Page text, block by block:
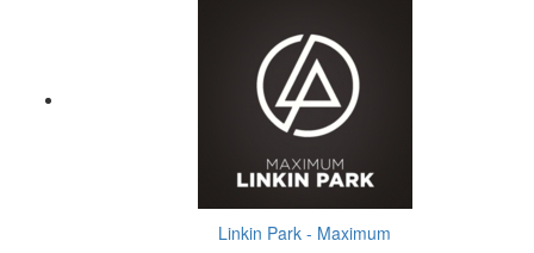
Linkin Park - Maximum